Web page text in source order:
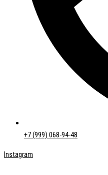
+7 (999) 068-94-48
Instagram